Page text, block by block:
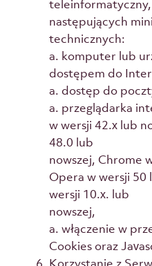
następujących
technicznych:
a. komputer lub
dostępem do
a. dostęp do
a. przeglądarka
w wersji 42.x lub
48.0 lub
nowszej, Chrome
Opera w wersji 50
wersji 10.x. lub
nowszej,
a. włączenie w
Cookies oraz